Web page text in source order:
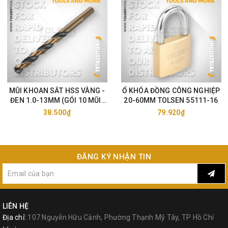
cho khách hàng của Tolsen những mặt hàng dụng cụ cầm tay tốt,
cải thiện chất lượng công việc một cách tối ưu. Dụng cụ TOLSEN
ngày càng cung cấp nhiều sản phẩm đa dạng và phong phú hơn.
MŨI KHOAN SẮT HSS VÀNG -
ĐEN 1.0-13MM (GÓI 10 MŨI)
TOLSEN 75105-33
38.500₫
Ổ KHÓA ĐỒNG CÔNG NGHIỆP
20-60MM TOLSEN 55111-16
79.920₫
ĐĂNG KÝ NHẬN TIN
LIÊN HỆ
Địa chỉ: 107 Nguyễn Hữu Cảnh, Phường Thạnh Mỹ Tây, TP Hồ Chí